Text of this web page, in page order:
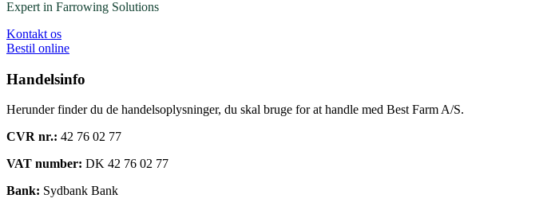
Expert in Farrowing Solutions
Kontakt os
Bestil online
Handelsinfo
Herunder finder du de handelsoplysninger, du skal bruge for at handle med Best Farm A/S.
CVR nr.: 42 76 02 77
VAT number: DK 42 76 02 77
Bank: Sydbank Bank